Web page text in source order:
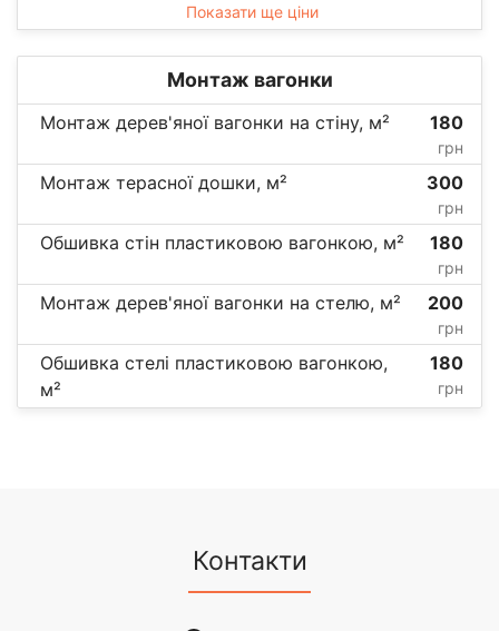
Показати ще ціни
Монтаж вагонки
Монтаж дерев'яної вагонки на стіну, м² 180
грн
Монтаж терасної дошки, м² 300
грн
Обшивка стін пластиковою вагонкою, м² 180
грн
Монтаж дерев'яної вагонки на стелю, м² 200
грн
Обшивка стелі пластиковою вагонкою,
м²
180
грн
Контакти